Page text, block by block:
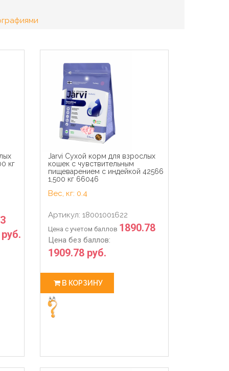
кг
Jarvi Сухой корм для взрослых
кошек с чувствительным
пищеварением с индейкой 42566
1,500 кг 66046
Вес, кг: 0.4
Артикул: 18001001622
Цена с учетом баллов 1890.78
Цена без баллов:
1909.78 руб.
В КОРЗИНУ